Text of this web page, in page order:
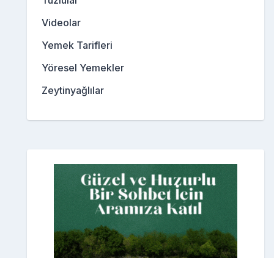
Videolar
Yemek Tarifleri
Yöresel Yemekler
Zeytinyağlılar